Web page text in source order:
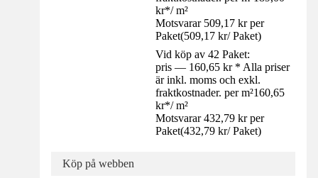
kr*/ m²
Motsvarar 509,17 kr per
Paket(509,17 kr/ Paket)
Vid köp av 42 Paket:
pris — 160,65 kr * Alla priser
är inkl. moms och exkl.
fraktkostnader. per m²160,65
kr*/ m²
Motsvarar 432,79 kr per
Paket(432,79 kr/ Paket)
Köp på webben